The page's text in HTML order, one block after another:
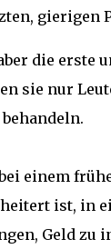
gierigen
die erste
sie nur
einem
ist, in
Geld zu